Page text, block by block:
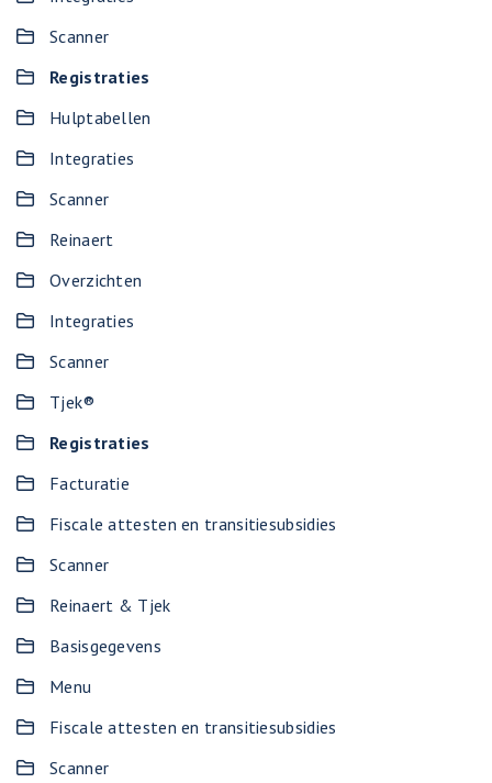
Scanner
Registraties
Hulptabellen
Integraties
Scanner
Reinaert
Overzichten
Integraties
Scanner
Tjek®
Registraties
Facturatie
Fiscale attesten en transitiesubsidies
Scanner
Reinaert & Tjek
Basisgegevens
Menu
Fiscale attesten en transitiesubsidies
Scanner